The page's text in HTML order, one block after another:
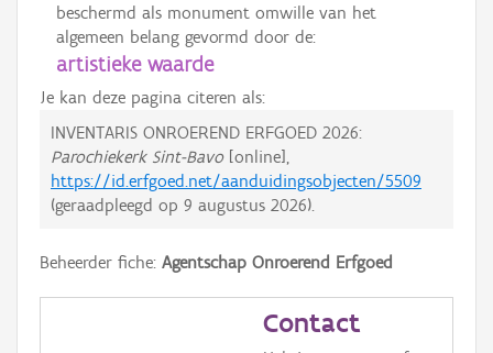
beschermd als monument omwille van het
algemeen belang gevormd door de:
artistieke waarde
Je kan deze pagina citeren als:
INVENTARIS ONROEREND ERFGOED 2026:
Parochiekerk Sint-Bavo[online],
https://id.erfgoed.net/aanduidingsobjecten/5509
(geraadpleegd op 9 augustus 2026).
Beheerder fiche: Agentschap Onroerend Erfgoed
Contact